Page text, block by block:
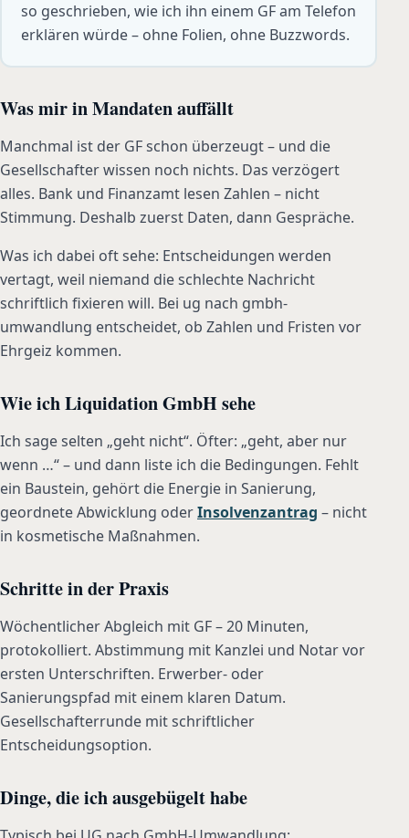
so geschrieben, wie ich ihn einem GF am Telefon
erklären würde – ohne Folien, ohne Buzzwords.
Was mir in Mandaten auffällt
Manchmal ist der GF schon überzeugt – und die
Gesellschafter wissen noch nichts. Das verzögert
alles. Bank und Finanzamt lesen Zahlen – nicht
Stimmung. Deshalb zuerst Daten, dann Gespräche.
Was ich dabei oft sehe: Entscheidungen werden
vertagt, weil niemand die schlechte Nachricht
schriftlich fixieren will. Bei ug nach gmbh-
umwandlung entscheidet, ob Zahlen und Fristen vor
Ehrgeiz kommen.
Wie ich Liquidation GmbH sehe
Ich sage selten „geht nicht“. Öfter: „geht, aber nur
wenn …“ – und dann liste ich die Bedingungen. Fehlt
ein Baustein, gehört die Energie in Sanierung,
geordnete Abwicklung oderInsolvenzantrag – nicht
in kosmetische Maßnahmen.
Schritte in der Praxis
Wöchentlicher Abgleich mit GF – 20 Minuten,
protokolliert. Abstimmung mit Kanzlei und Notar vor
ersten Unterschriften. Erwerber- oder
Sanierungspfad mit einem klaren Datum.
Gesellschafterrunde mit schriftlicher
Entscheidungsoption.
Dinge, die ich ausgebügelt habe